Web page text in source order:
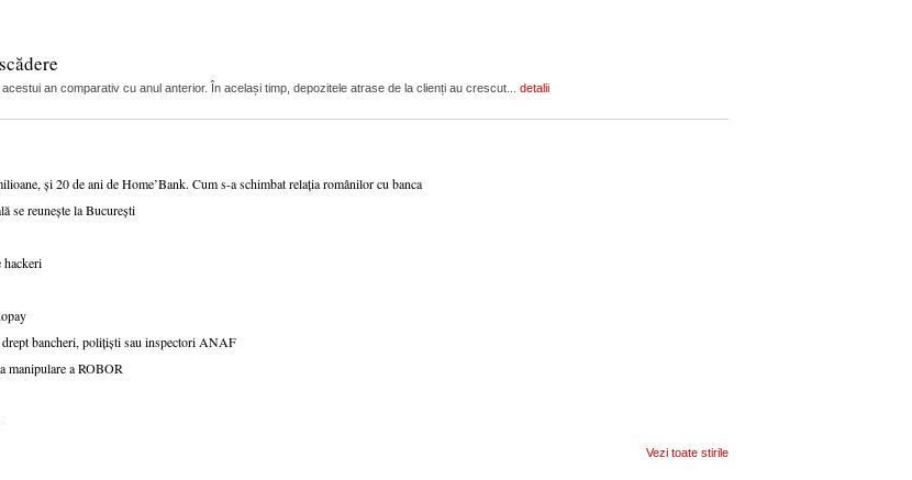
an comparativ cu anul anterior. În același timp, depozitele atrase de la clienți au crescut... detalii
și 20 de ani de Home’Bank. Cum s-a schimbat relația românilor cu banca
se reunește la București
hackeri
bancheri, polițiști sau inspectori ANAF
manipulare a ROBOR
Vezi toate stirile